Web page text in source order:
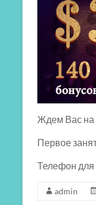
Ждем Вас на
Первое
Телефон для
admin